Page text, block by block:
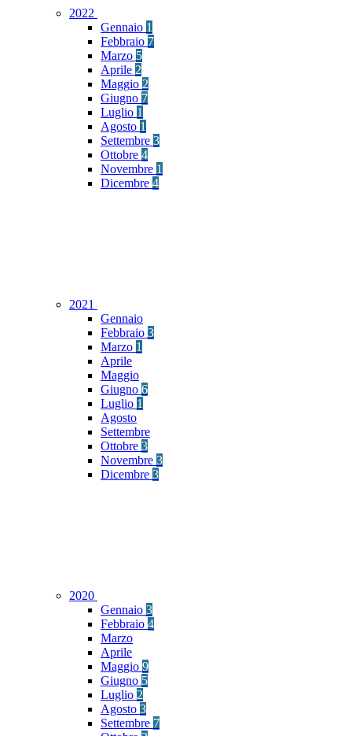
2022
Gennaio 1
Febbraio 7
Marzo 5
Aprile 2
Maggio 2
Giugno 7
Luglio 1
Agosto 1
Settembre 3
Ottobre 4
Novembre 1
Dicembre 4
2021
Gennaio
Febbraio 3
Marzo 1
Aprile
Maggio
Giugno 6
Luglio 1
Agosto
Settembre
Ottobre 3
Novembre 3
Dicembre 3
2020
Gennaio 3
Febbraio 4
Marzo
Aprile
Maggio 9
Giugno 5
Luglio 2
Agosto 3
Settembre 7